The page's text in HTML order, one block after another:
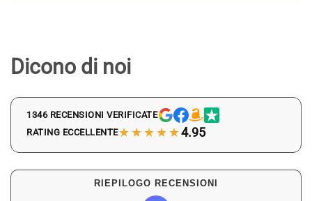
Dicono di noi
1346 RECENSIONI VERIFICATE
RATING ECCELLENTE★★★★★4.95
RIEPILOGO RECENSIONI